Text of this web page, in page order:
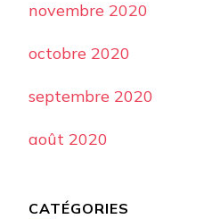
novembre 2020
octobre 2020
septembre 2020
août 2020
CATÉGORIES